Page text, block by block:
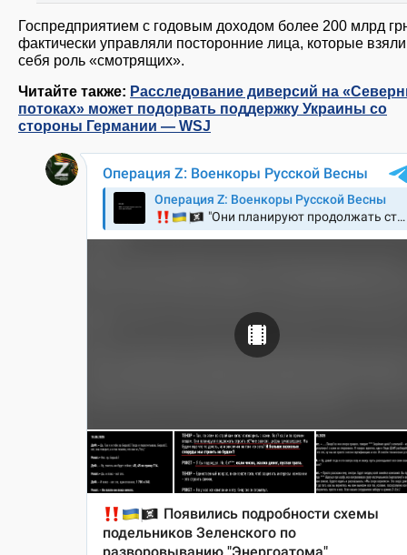
Госпредприятием с годовым доходом более 200 млрд
фактически управляли посторонние лица, которые
себя роль «смотрящих».
Читайте также: Расследование диверсий на
потоках» может подорвать поддержку Украины со
стороны Германии — WSJ